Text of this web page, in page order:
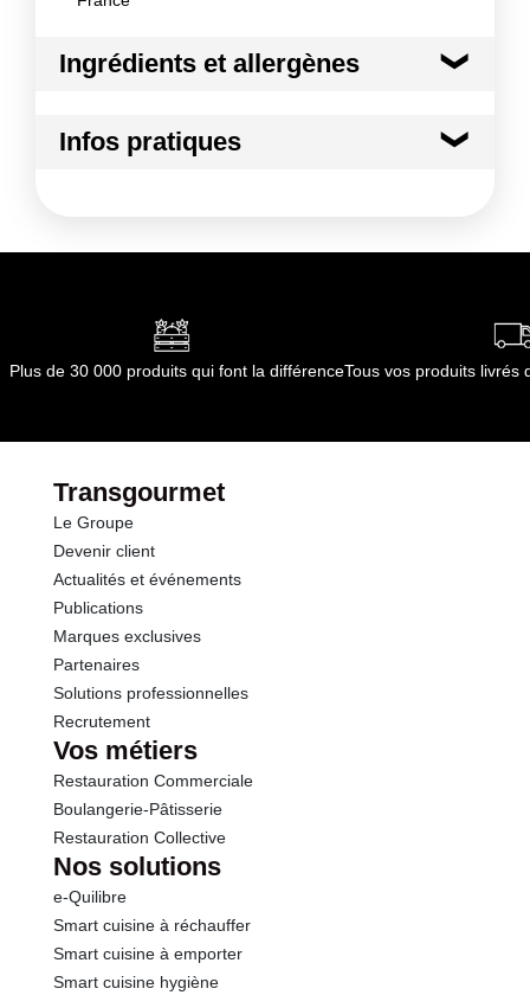
Ingrédients et allergènes
Matière principale : Carton
Infos pratiques
Durée totale du produit :non concerné
Opérations
Plus de 30 000 produits qui font la différenceTous vos produits livrés
Transgourmet
Le Groupe
Devenir client
Actualités et événements
Publications
Marques exclusives
Partenaires
Solutions professionnelles
Recrutement
Vos métiers
Restauration Commerciale
Boulangerie-Pâtisserie
Restauration Collective
Nos solutions
e-Quilibre
Smart cuisine à réchauffer
Smart cuisine à emporter
Smart cuisine hygiène